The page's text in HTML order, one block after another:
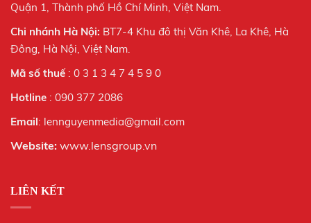
Quận 1, Thành phố Hồ Chí Minh, Việt Nam.
Chi nhánh Hà Nội: BT7-4 Khu đô thị Văn Khê, La Khê, Hà
Đông, Hà Nội, Việt Nam.
Mã số thuế : 0 3 1 3 4 7 4 5 9 0
Hotline : 090 377 2086
Email: lennguyenmedia@gmail.com
Website: www.lensgroup.vn
LIÊN KẾT